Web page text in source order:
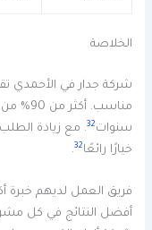
الخلاصة
شركة جدار في الأحمدي
سنوات32
خيارًا رائعًا32
.
أفضل النتائج في كل